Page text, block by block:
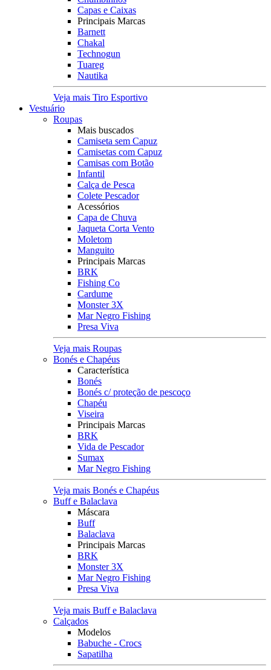
Capas e Caixas
Principais Marcas
Barnett
Chakal
Technogun
Tuareg
Nautika
Veja mais Tiro Esportivo
Vestuário
Roupas
Mais buscados
Camiseta sem Capuz
Camisetas com Capuz
Camisas com Botão
Infantil
Calça de Pesca
Colete Pescador
Acessórios
Capa de Chuva
Jaqueta Corta Vento
Moletom
Manguito
Principais Marcas
BRK
Fishing Co
Cardume
Monster 3X
Mar Negro Fishing
Presa Viva
Veja mais Roupas
Bonés e Chapéus
Característica
Bonés
Bonés c/ proteção de pescoço
Chapéu
Viseira
Principais Marcas
BRK
Vida de Pescador
Sumax
Mar Negro Fishing
Veja mais Bonés e Chapéus
Buff e Balaclava
Máscara
Buff
Balaclava
Principais Marcas
BRK
Monster 3X
Mar Negro Fishing
Presa Viva
Veja mais Buff e Balaclava
Calçados
Modelos
Babuche - Crocs
Sapatilha